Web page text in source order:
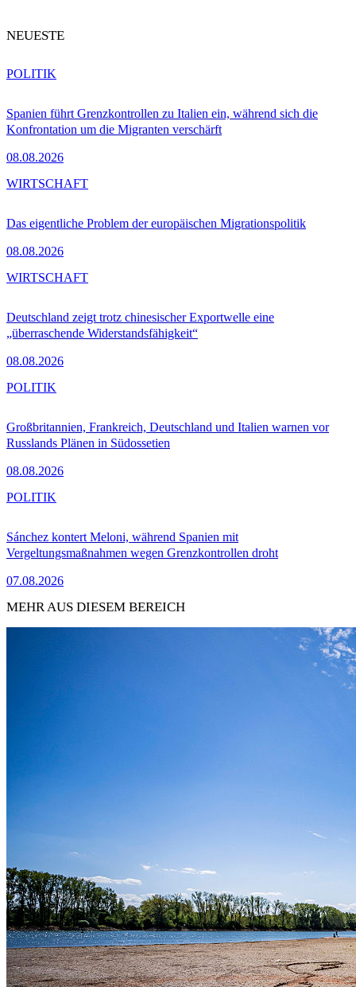
NEUESTE
Spanien führt Grenzkontrollen zu Italien ein, während sich die
Konfrontation um die Migranten verschärft
08.08.2026
POLITIK
Das eigentliche Problem der europäischen Migrationspolitik
08.08.2026
WIRTSCHAFT
Deutschland zeigt trotz chinesischer Exportwelle eine
„überraschende Widerstandsfähigkeit“
08.08.2026
WIRTSCHAFT
Großbritannien, Frankreich, Deutschland und Italien warnen vor
Russlands Plänen in Südossetien
08.08.2026
POLITIK
Sánchez kontert Meloni, während Spanien mit
Vergeltungsmaßnahmen wegen Grenzkontrollen droht
07.08.2026
POLITIK
MEHR AUS DIESEM BEREICH